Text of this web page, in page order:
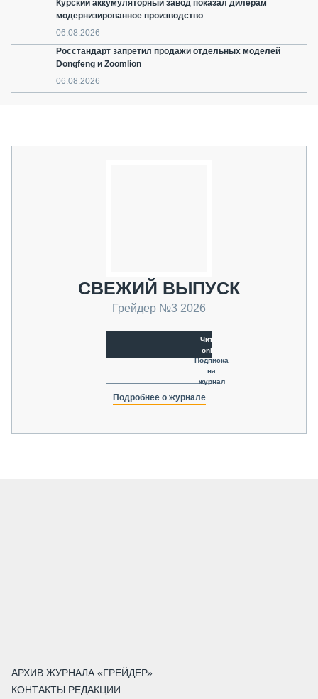
Курский аккумуляторный завод показал дилерам
модернизированное производство
06.08.2026
Росстандарт запретил продажи отдельных моделей
Dongfeng и Zoomlion
06.08.2026
СВЕЖИЙ ВЫПУСК
Грейдер №3 2026
Читать
online
Подписка
на
журнал
Подробнее о журнале
АРХИВ ЖУРНАЛА «ГРЕЙДЕР»
КОНТАКТЫ РЕДАКЦИИ